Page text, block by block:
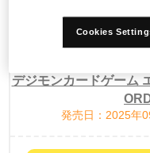
デジモンカードゲーム
発売日：2025年
Cookies